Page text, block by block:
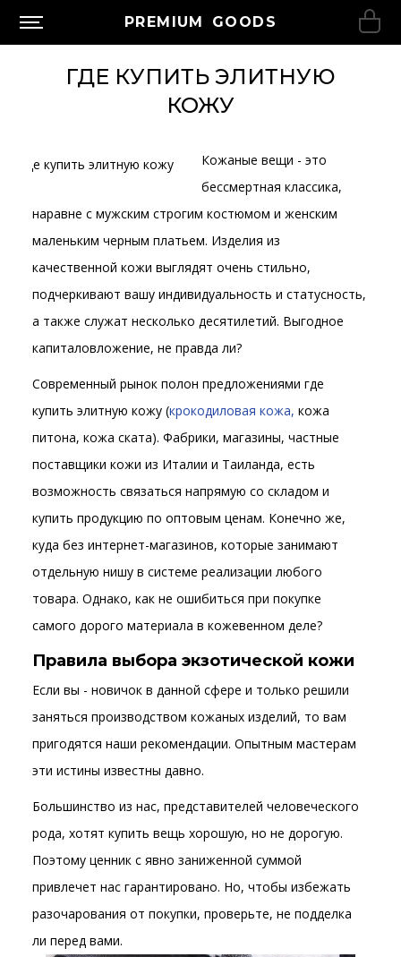
PREMIUM GOODS
ГДЕ КУПИТЬ ЭЛИТНУЮ
КОЖУ
Кожаные вещи - это
бессмертная классика,
наравне с мужским строгим костюмом и женским
маленьким черным платьем. Изделия из
качественной кожи выглядят очень стильно,
подчеркивают вашу индивидуальность и статусность,
а также служат несколько десятилетий. Выгодное
капиталовложение, не правда ли?
Современный рынок полон предложениями где
купить элитную кожу (крокодиловая кожа, кожа
питона, кожа ската). Фабрики, магазины, частные
поставщики кожи из Италии и Таиланда, есть
возможность связаться напрямую со складом и
купить продукцию по оптовым ценам. Конечно же,
куда без интернет-магазинов, которые занимают
отдельную нишу в системе реализации любого
товара. Однако, как не ошибиться при покупке
самого дорого материала в кожевенном деле?
Правила выбора экзотической кожи
Если вы - новичок в данной сфере и только решили
заняться производством кожаных изделий, то вам
пригодятся наши рекомендации. Опытным мастерам
эти истины известны давно.
Большинство из нас, представителей человеческого
рода, хотят купить вещь хорошую, но не дорогую.
Поэтому ценник с явно заниженной суммой
привлечет нас гарантировано. Но, чтобы избежать
разочарования от покупки, проверьте, не подделка
ли перед вами.